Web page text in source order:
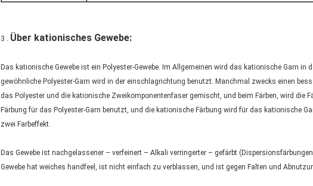
3 . Über kationisches Gewebe:
Das kationische Gewebe ist ein Polyester-Gewebe. Im Allgemeinen wird das kationische Garn
gewöhnliche Polyester-Garn wird in der einschlagrichtung benutzt. Manchmal zwecks einen
das Polyester und die kationische Zweikomponentenfaser gemischt, und beim Färben, wird die
Färbung für das Polyester-Garn benutzt, und die kationische Färbung wird für das kationische
zwei Farbeffekt.
Das Gewebe ist nachgelassener – verfeinert – Alkali verringerter – gefärbt
Gewebe hat weiches handfeel, ist nicht einfach zu verblassen, und ist gegen Falten und